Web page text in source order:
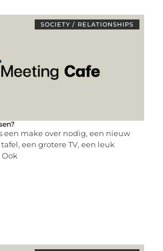
SOCIETY / RELATIONSHIPS
een make over nodig, een nieuw
een grotere TV, een leuk